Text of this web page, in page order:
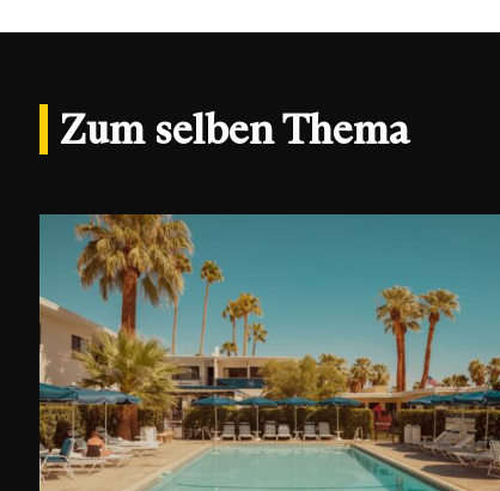
Zum selben Thema